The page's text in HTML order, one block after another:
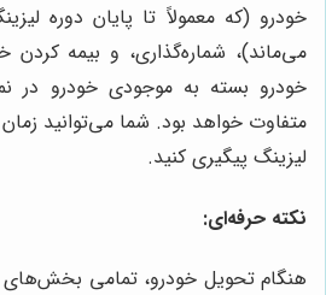
خودرو (که معمولاً تا پایان دوره
می‌ماند)، شماره‌گذاری، و بیمه
خودرو بسته به موجودی خودرو در
متفاوت خواهد بود. شما می‌توانید
لیزینگ پیگیری کنید.
نکته حرفه‌ای:
هنگام تحویل خودرو، تمامی بخش‌های